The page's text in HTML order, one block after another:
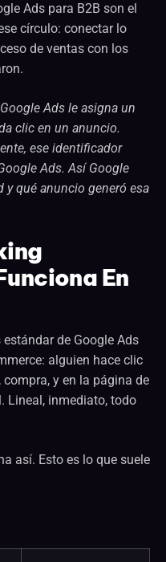
Ads para B2B son el
círculo: conectar lo
de ventas con los
Ads le asigna un
clic en un anuncio.
ese identificador
Ads. Así Google
y qué anuncio generó esa
En
de Google Ads
alguien hace clic
y en la página de
Lineal, inmediato, todo
así. Esto es lo que suele